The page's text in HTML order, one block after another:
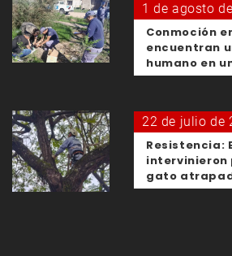
1 de agosto
Conmoción
encuentran
humano en
22 de julio de
Resistencia:
intervinieron
gato